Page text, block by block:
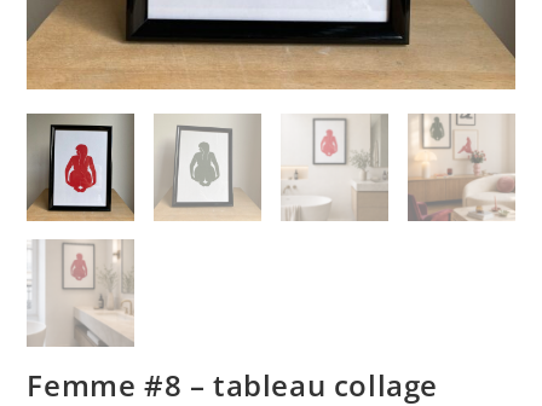
Femme #8 – tableau collage